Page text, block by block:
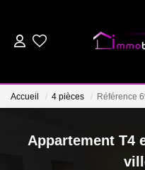
Accueil 4 pièces Référence
Appartement T4